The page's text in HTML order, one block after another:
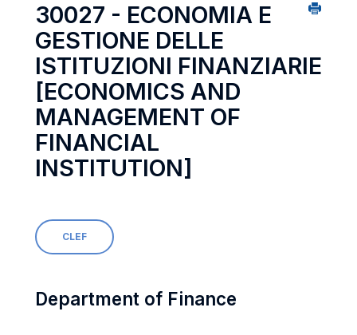
30027 - ECONOMIA E
GESTIONE DELLE
ISTITUZIONI FINANZIARIE
[ECONOMICS AND
MANAGEMENT OF
FINANCIAL
INSTITUTION]
CLEF
Department of Finance